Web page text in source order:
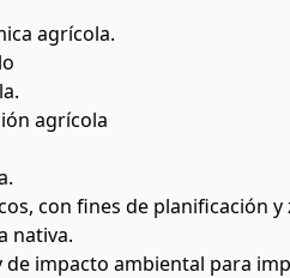
agrícola.
agrícola
con fines de planificación
nativa.
impacto ambiental para